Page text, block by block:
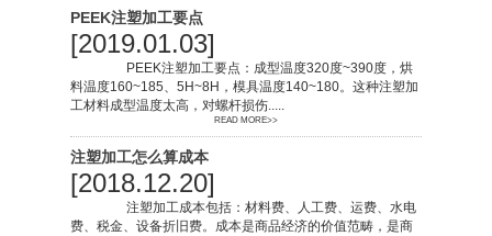
PEEK注塑加工要点
[2019.01.03]
PEEK注塑加工要点：成型温度320度~390度，烘
料温度160~185、5H~8H，模具温度140~180。这种注塑加
工材料成型温度太高，对螺杆损伤.....
READ MORE>>
注塑加工怎么算成本
[2018.12.20]
注塑加工成本包括：材料费、人工费、运费、水电
费、税金、设备折旧费。成本是商品经济的价值范畴，是商